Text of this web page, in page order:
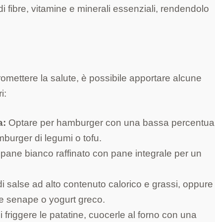
fibre, vitamine e minerali essenziali, rendendolo
la salute, è possibile apportare alcune
Optare per hamburger con una bassa
di legumi o tofu.
bianco raffinato con pane integrale per un
salse ad alto contenuto calorico e grassi, oppure
senape o yogurt greco.
friggere le patatine, cuocerle al forno con una